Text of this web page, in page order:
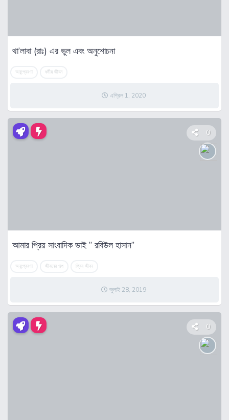
থা’লাবা (রাঃ) এর ভুল এবং অনুশোচনা
অনুপ্রেরণা ধর্মীয় জীবন
এপ্রিল 1, 2020
0
আমার প্রিয় সাংবাদিক ভাই ” রবিউল হাসান”
অনুপ্রেরণা জীবনের গল্প প্রিয় জীবন
জুলাই 28, 2019
0